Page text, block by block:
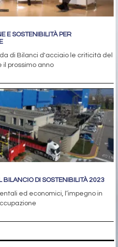
E SOSTENIBILITÀ PER
di Bilanci d'acciaio le criticità del
prossimo anno
BILANCIO DI SOSTENIBILITÀ 2023
ed economici, l’impegno in